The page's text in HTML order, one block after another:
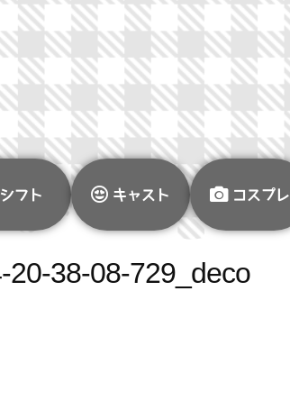
シフト キャスト コスプレ
20-38-08-729_deco